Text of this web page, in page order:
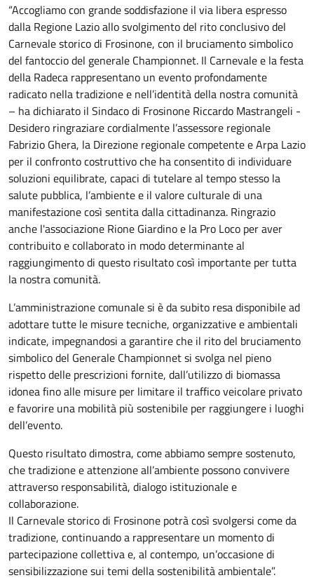
“Accogliamo con grande soddisfazione il via libera espresso
dalla Regione Lazio allo svolgimento del rito conclusivo del
Carnevale storico di Frosinone, con il bruciamento simbolico
del fantoccio del generale Championnet. Il Carnevale e la festa
della Radeca rappresentano un evento profondamente
radicato nella tradizione e nell’identità della nostra comunità
– ha dichiarato il Sindaco di Frosinone Riccardo Mastrangeli -
Desidero ringraziare cordialmente l’assessore regionale
Fabrizio Ghera, la Direzione regionale competente e Arpa Lazio
per il confronto costruttivo che ha consentito di individuare
soluzioni equilibrate, capaci di tutelare al tempo stesso la
salute pubblica, l’ambiente e il valore culturale di una
manifestazione così sentita dalla cittadinanza. Ringrazio
anche l'associazione Rione Giardino e la Pro Loco per aver
contribuito e collaborato in modo determinante al
raggiungimento di questo risultato così importante per tutta
la nostra comunità.
L’amministrazione comunale si è da subito resa disponibile ad
adottare tutte le misure tecniche, organizzative e ambientali
indicate, impegnandosi a garantire che il rito del bruciamento
simbolico del Generale Championnet si svolga nel pieno
rispetto delle prescrizioni fornite, dall’utilizzo di biomassa
idonea fino alle misure per limitare il traffico veicolare privato
e favorire una mobilità più sostenibile per raggiungere i luoghi
dell’evento.
Questo risultato dimostra, come abbiamo sempre sostenuto,
che tradizione e attenzione all’ambiente possono convivere
attraverso responsabilità, dialogo istituzionale e
collaborazione.
Il Carnevale storico di Frosinone potrà così svolgersi come da
tradizione, continuando a rappresentare un momento di
partecipazione collettiva e, al contempo, un’occasione di
sensibilizzazione sui temi della sostenibilità ambientale”.